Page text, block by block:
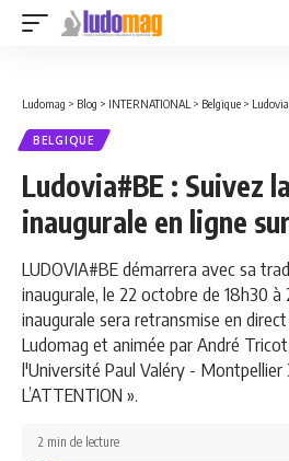
Ludomag > Blog > INTERNATIONAL > Belgique >
BELGIQUE
Ludovia#BE : Suivez
inaugurale en ligne
LUDOVIA#BE démarrera avec sa
inaugurale, le 22 octobre de 18h30 à
inaugurale sera retransmise en
Ludomag et animée par André
l'Université Paul Valéry - Montpellier
L’ATTENTION ».
2 min de lecture